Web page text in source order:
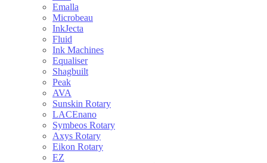
Emalla
Microbeau
InkJecta
Fluid
Ink Machines
Equaliser
Shagbuilt
Peak
AVA
Sunskin Rotary
LACEnano
Symbeos Rotary
Axys Rotary
Eikon Rotary
EZ